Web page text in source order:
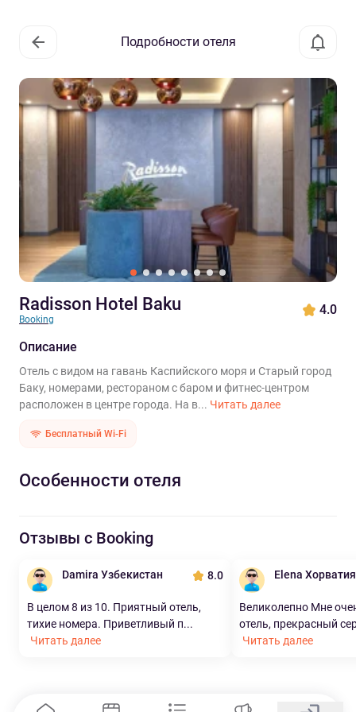
Подробности отеля
Radisson Hotel Baku
Booking
4.0
Описание
Отель с видом на гавань Каспийского моря и Старый город
Баку, номерами, рестораном с баром и фитнес-центром
расположен в центре города. На в... Читать далее
Бесплатный Wi-Fi
Особенности отеля
Отзывы с Booking
Damira Узбекистан 8.0
В целом 8 из 10. Приятный отель,
тихие номера. Приветливый п...
Читать далее
Elena Хорватия
Великолепно Мне
отель, прекрасный
Читать далее